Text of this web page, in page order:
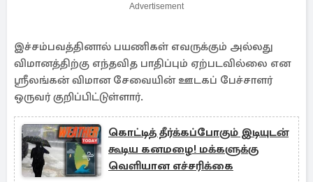
Advertisement
இச்சம்பவத்தினால் பயணிகள் எவருக்கும் அல்லது
விமானத்திற்கு எந்தவித பாதிப்பும் ஏற்படவில்லை என
ஸ்ரீலங்கன் விமான சேவையின் ஊடகப் பேச்சாளர்
ஒருவர் குறிப்பிட்டுள்ளார்.
கொட்டித் தீர்க்கப்போகும் இடியுடன்
கூடிய கனமழை! மக்களுக்கு
வெளியான எச்சரிக்கை